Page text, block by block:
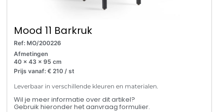
Mood 11 Barkruk
Ref: MO/200226
Afmetingen
40 x 43 x 95 cm
Prijs vanaf: € 210 / st
Leverbaar in verschillende kleuren en materialen.
Wil je meer informatie over dit artikel?
Gebruik hieronder het aanvraag formulier.